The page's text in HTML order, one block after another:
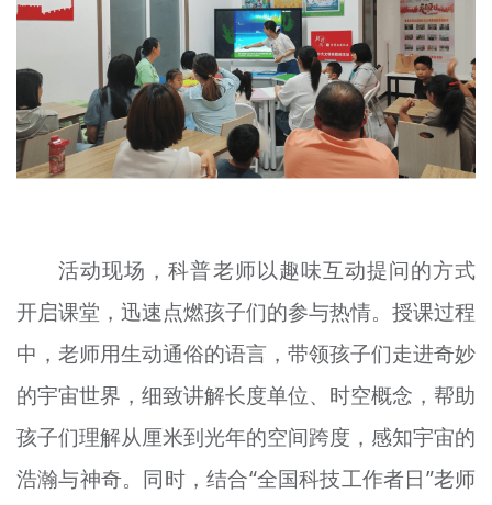
活动现场，科普老师以趣味互动提问的方式
开启课堂，迅速点燃孩子们的参与热情。授课过程
中，老师用生动通俗的语言，带领孩子们走进奇妙
的宇宙世界，细致讲解长度单位、时空概念，帮助
孩子们理解从厘米到光年的空间跨度，感知宇宙的
浩瀚与神奇。同时，结合“全国科技工作者日”老师